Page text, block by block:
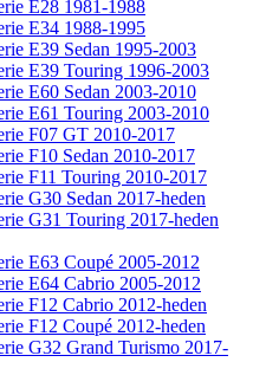
E28 1981-1988
E34 1988-1995
E39 Sedan 1995-2003
E39 Touring 1996-2003
E60 Sedan 2003-2010
E61 Touring 2003-2010
F07 GT 2010-2017
F10 Sedan 2010-2017
F11 Touring 2010-2017
G30 Sedan 2017-heden
G31 Touring 2017-heden
E63 Coupé 2005-2012
E64 Cabrio 2005-2012
F12 Cabrio 2012-heden
F12 Coupé 2012-heden
G32 Grand Turismo 2017-